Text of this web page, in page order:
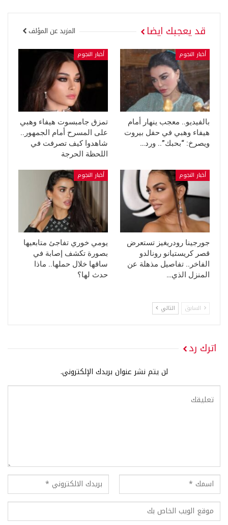
قد يعجبك ايضا المزيد عن المؤلف
أخبار النجوم
بالفيديو.. معجب ينهار أمام
هيفاء وهبي في حفل بيروت
ويصرخ: “بحبك”.. ورد…
أخبار النجوم
تمزق جامبسوت هيفاء وهبي
على المسرح أمام الجمهور..
شاهدوا كيف تصرفت في
اللحظة الحرجة
أخبار النجوم
جورجينا رودريغيز تستعرض
قصر كريستيانو رونالدو
الفاخر.. تفاصيل مذهلة عن
المنزل الذي…
أخبار النجوم
يومي خوري تفاجئ متابعيها
بصورة تكشف إصابة في
ساقها خلال حملها.. ماذا
حدث لها؟
السابق التالي
اترك رد
لن يتم نشر عنوان بريدك الإلكتروني.